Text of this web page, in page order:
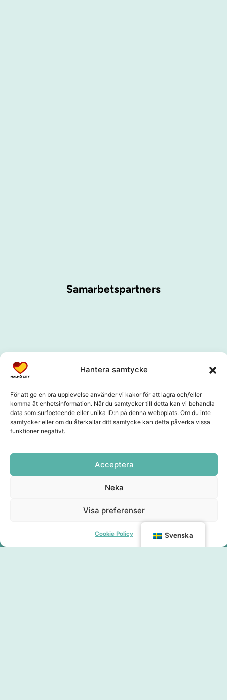
Hantera samtycke
För att ge en bra upplevelse använder vi kakor för att lagra och/eller
komma åt enhetsinformation. När du samtycker till detta kan vi behandla
data som surfbeteende eller unika ID:n på denna webbplats. Om du inte
samtycker eller om du återkallar ditt samtycke kan detta påverka vissa
funktioner negativt.
Acceptera
Neka
Visa preferenser
Cookie Policy
Samarbetspartners
Svenska